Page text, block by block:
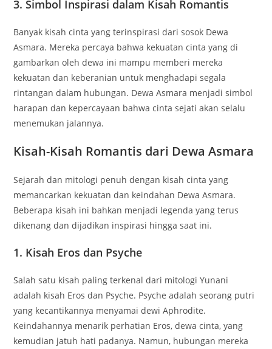
3. Simbol Inspirasi dalam Kisah Romantis
Banyak kisah cinta yang terinspirasi dari sosok Dewa
Asmara. Mereka percaya bahwa kekuatan cinta yang di
gambarkan oleh dewa ini mampu memberi mereka
kekuatan dan keberanian untuk menghadapi segala
rintangan dalam hubungan. Dewa Asmara menjadi simbol
harapan dan kepercayaan bahwa cinta sejati akan selalu
menemukan jalannya.
Kisah-Kisah Romantis dari Dewa Asmara
Sejarah dan mitologi penuh dengan kisah cinta yang
memancarkan kekuatan dan keindahan Dewa Asmara.
Beberapa kisah ini bahkan menjadi legenda yang terus
dikenang dan dijadikan inspirasi hingga saat ini.
1. Kisah Eros dan Psyche
Salah satu kisah paling terkenal dari mitologi Yunani
adalah kisah Eros dan Psyche. Psyche adalah seorang putri
yang kecantikannya menyamai dewi Aphrodite.
Keindahannya menarik perhatian Eros, dewa cinta, yang
kemudian jatuh hati padanya. Namun, hubungan mereka